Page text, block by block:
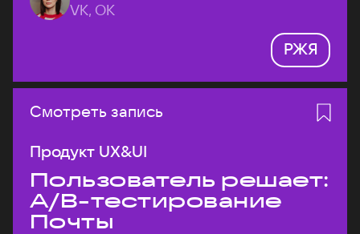
VK, ОК
РЖЯ
Смотреть запись
Продукт UX&UI
Пользователь решает:
A/B-тестирование
Почты